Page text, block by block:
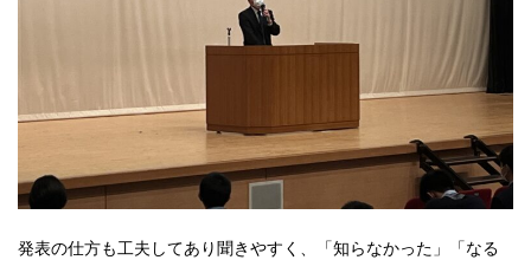
発表の仕方も工夫してあり聞きやすく、「知らなかった」「なる